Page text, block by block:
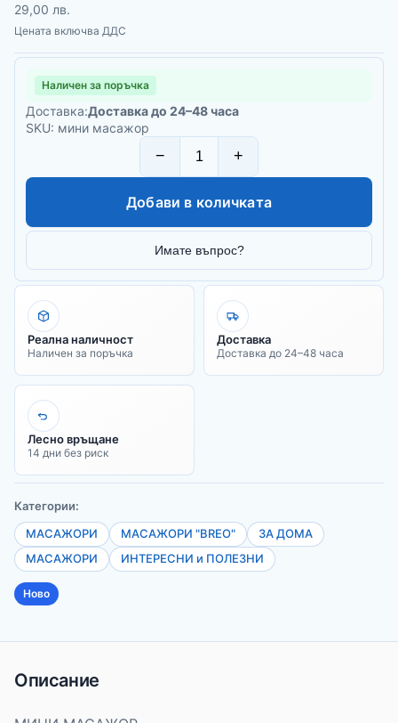
29,00 лв.
Цената включва ДДС
Наличен за поръчка
Доставка:Доставка до 24–48 часа
SKU: мини масажор
− +
Добави в количката
Имате въпрос?
Реална наличност
Наличен за поръчка
Доставка
Доставка до 24–48 часа
Лесно връщане
14 дни без риск
Категории:
МАСАЖОРИ
МАСАЖОРИ "BREO"
ЗА ДОМА
МАСАЖОРИ
ИНТЕРЕСНИ и ПОЛЕЗНИ
Ново
Описание